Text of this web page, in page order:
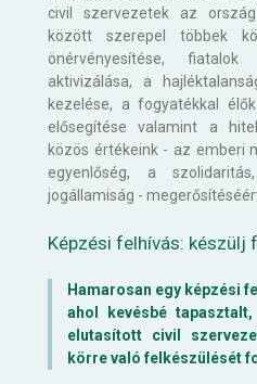
civil szervezetek az
között szerepel többek
önérvényesítése,
aktivizálása, a
kezelése, a fogyatékkal
elősegítése valamint a
közös értékeink - az emberi
egyenlőség, a
jogállamiság -
Képzési felhívás: készülj
Hamarosan egy képzési
ahol kevésbé
elutasított civil
körre való felkészülését